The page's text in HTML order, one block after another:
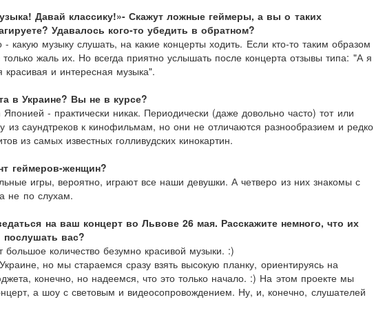
Давай классику!»- Скажут ложные геймеры, а вы о таких
Удавалось кого-то убедить в обратном?
музыку слушать, на какие концерты ходить. Если кто-то таким образом
жаль их. Но всегда приятно услышать после концерта отзывы типа: "А я
и интересная музыка".
в Украине? Вы не в курсе?
- практически никак. Периодически (даже довольно часто) тот или
из саундтреков к кинофильмам, но они не отличаются разнообразием и редко
из самых известных голливудских кинокартин.
геймеров-женщин?
игры, вероятно, играют все наши девушки. А четверо из них знакомы с
не по слухам.
на ваш концерт во Львове 26 мая. Расскажите немного, что их
вас?
большое количество безумно красивой музыки. :)
но мы стараемся сразу взять высокую планку, ориентируясь на
конечно, но надеемся, что это только начало. :) На этом проекте мы
а шоу с световым и видеосопровождением. Ну, и, конечно, слушателей